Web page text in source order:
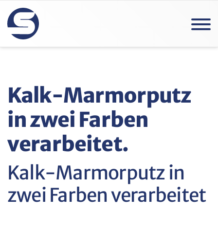
Kalk-Marmorputz
in zwei Farben
verarbeitet.
Kalk-Marmorputz in
zwei Farben verarbeitet